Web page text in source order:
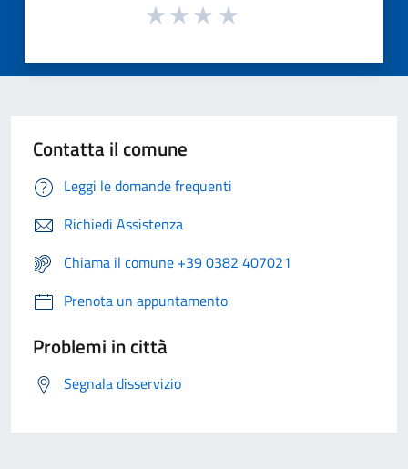
Contatta il comune
Leggi le domande frequenti
Richiedi Assistenza
Chiama il comune +39 0382 407021
Prenota un appuntamento
Problemi in città
Segnala disservizio